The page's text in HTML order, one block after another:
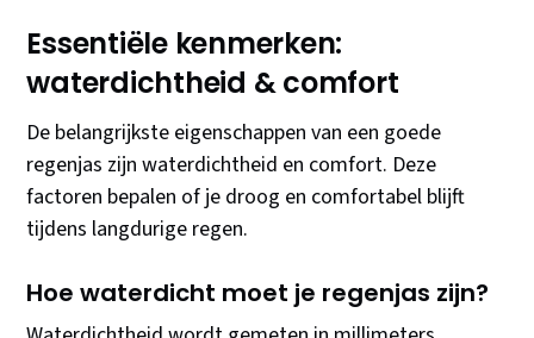
Essentiële kenmerken:
waterdichtheid & comfort
De belangrijkste eigenschappen van een goede
regenjas zijn waterdichtheid en comfort. Deze
factoren bepalen of je droog en comfortabel blijft
tijdens langdurige regen.
Hoe waterdicht moet je regenjas zijn?